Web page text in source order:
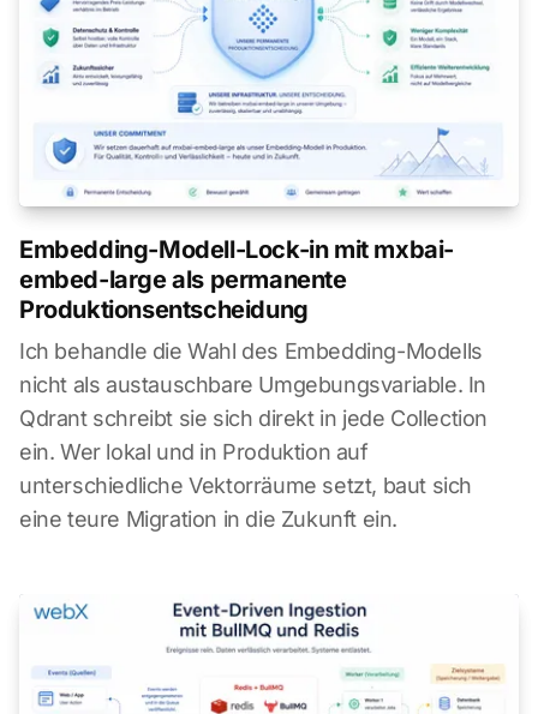
Embedding-Modell-Lock-in mit mxbai-
embed-large als permanente
Produktionsentscheidung
Ich behandle die Wahl des Embedding-Modells
nicht als austauschbare Umgebungsvariable. In
Qdrant schreibt sie sich direkt in jede Collection
ein. Wer lokal und in Produktion auf
unterschiedliche Vektorräume setzt, baut sich
eine teure Migration in die Zukunft ein.